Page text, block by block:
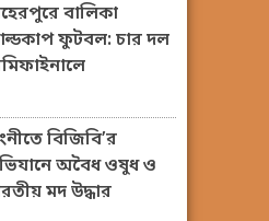
বালিকা
ফুটবল: চার দল
বিজিবি’র
অবৈধ ওষুধ ও
মদ উদ্ধার